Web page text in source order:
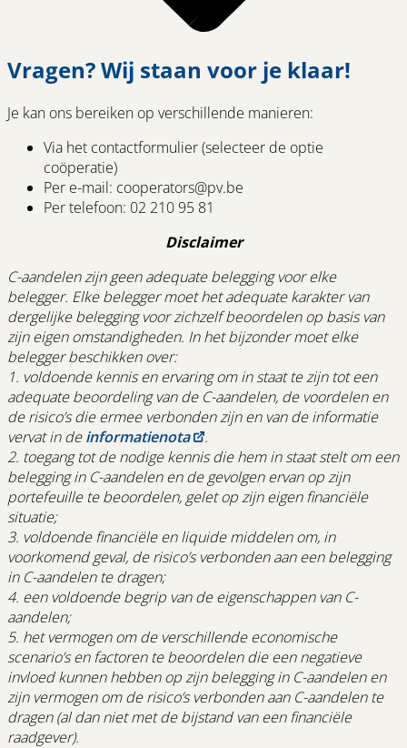
Vragen? Wij staan voor je klaar!
Je kan ons bereiken op verschillende manieren:
Via het contactformulier (selecteer de optie
coöperatie)
Per e-mail: cooperators@pv.be
Per telefoon: 02 210 95 81
Disclaimer
C-aandelen zijn geen adequate belegging voor elke
belegger. Elke belegger moet het adequate karakter van
dergelijke belegging voor zichzelf beoordelen op basis van
zijn eigen omstandigheden. In het bijzonder moet elke
belegger beschikken over:
1. voldoende kennis en ervaring om in staat te zijn tot een
adequate beoordeling van de C-aandelen, de voordelen en
de risico’s die ermee verbonden zijn en van de informatie
vervat in deinformatienota
.
2. toegang tot de nodige kennis die hem in staat stelt om een
belegging in C-aandelen en de gevolgen ervan op zijn
portefeuille te beoordelen, gelet op zijn eigen financiële
situatie;
3. voldoende financiële en liquide middelen om, in
voorkomend geval, de risico’s verbonden aan een belegging
in C-aandelen te dragen;
4. een voldoende begrip van de eigenschappen van C-
aandelen;
5. het vermogen om de verschillende economische
scenario’s en factoren te beoordelen die een negatieve
invloed kunnen hebben op zijn belegging in C-aandelen en
zijn vermogen om de risico’s verbonden aan C-aandelen te
dragen (al dan niet met de bijstand van een financiële
raadgever).